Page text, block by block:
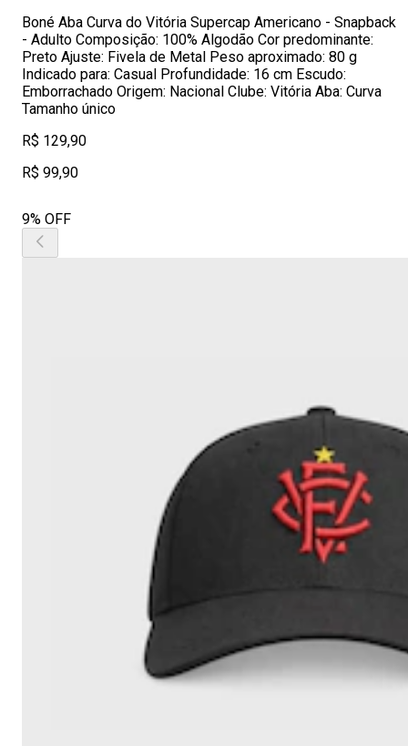
Boné Aba Curva do Vitória Supercap Americano - Snapback
- Adulto Composição: 100% Algodão Cor predominante:
Preto Ajuste: Fivela de Metal Peso aproximado: 80 g
Indicado para: Casual Profundidade: 16 cm Escudo:
Emborrachado Origem: Nacional Clube: Vitória Aba: Curva
Tamanho único
R$ 129,90
R$ 99,90
9% OFF